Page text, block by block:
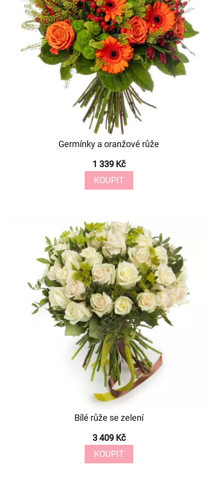
Germínky a oranžové růže
1 339 Kč
KOUPIT
Bílé růže se zelení
3 409 Kč
KOUPIT